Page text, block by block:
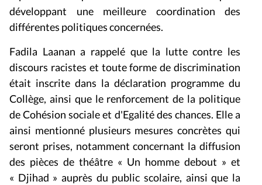
développant une meilleure coordination des
différentes politiques concernées.
Fadila Laanan a rappelé que la lutte contre les
discours racistes et toute forme de discrimination
était inscrite dans la déclaration programme du
Collège, ainsi que le renforcement de la politique
de Cohésion sociale et d'Egalité des chances. Elle a
ainsi mentionné plusieurs mesures concrètes qui
seront prises, notamment concernant la diffusion
des pièces de théâtre « Un homme debout » et
« Djihad » auprès du public scolaire, ainsi que la